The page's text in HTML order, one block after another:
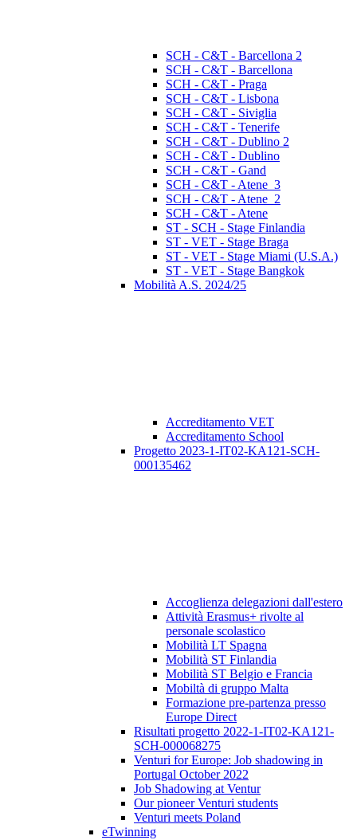
SCH - C&T - Barcellona 2
SCH - C&T - Barcellona
SCH - C&T - Praga
SCH - C&T - Lisbona
SCH - C&T - Siviglia
SCH - C&T - Tenerife
SCH - C&T - Dublino 2
SCH - C&T - Dublino
SCH - C&T - Gand
SCH - C&T - Atene_3
SCH - C&T - Atene_2
SCH - C&T - Atene
ST - SCH - Stage Finlandia
ST - VET - Stage Braga
ST - VET - Stage Miami (U.S.A.)
ST - VET - Stage Bangkok
Mobilità A.S. 2024/25
Accreditamento VET
Accreditamento School
Progetto 2023-1-IT02-KA121-SCH-
000135462
Accoglienza delegazioni dall'estero
Attività Erasmus+ rivolte al
personale scolastico
Mobilità LT Spagna
Mobilità ST Finlandia
Mobilità ST Belgio e Francia
Mobiltà di gruppo Malta
Formazione pre-partenza presso
Europe Direct
Risultati progetto 2022-1-IT02-KA121-
SCH-000068275
Venturi for Europe: Job shadowing in
Portugal October 2022
Job Shadowing at Ventur
Our pioneer Venturi students
Venturi meets Poland
eTwinning